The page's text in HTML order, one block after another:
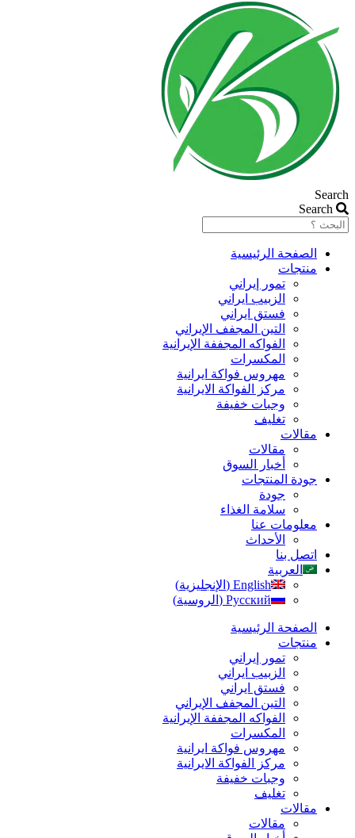
Search
Search
الصفحة الرئیسیة
منتجات
تمور إيراني
الزبیب ايراني
فستق ایراني
التين المجفف الإيراني
الفواكه المجففة الإيرانية
المكسرات
مهروس فواکة ایرانیة
مرکز الفواکة الایرانیة
وجبات خفيفة
تغليف
مقالات
مقالات
أخبار السوق
جودة المنتجات
جودة
سلامة الغذاء
معلومات عنا
الأحداث
اتصل بنا
العربية
English
( الإنجليزية)
Русский
( الروسية)
الصفحة الرئیسیة
منتجات
تمور إيراني
الزبیب ايراني
فستق ایراني
التين المجفف الإيراني
الفواكه المجففة الإيرانية
المكسرات
مهروس فواکة ایرانیة
مرکز الفواکة الایرانیة
وجبات خفيفة
تغليف
مقالات
مقالات